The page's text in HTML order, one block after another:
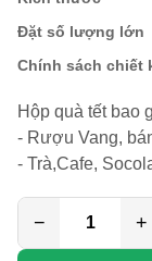
Đặt số lượng lớn
Chính sách chiết
Hộp quà tết bao
- Rượu Vang,
- Trà,Cafe,
− +